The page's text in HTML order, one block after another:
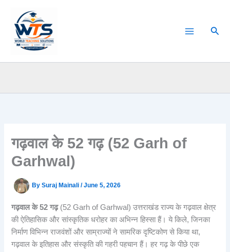
content
गढ़वाल के 52 गढ़ (52 Garh of
Garhwal)
BySuraj Mainali/June 5, 2026
गढ़वाल के 52 गढ़(52 Garh of Garhwal) उत्तराखंड राज्य के गढ़वाल क्षेत्र
की ऐतिहासिक और सांस्कृतिक धरोहर का अभिन्न हिस्सा हैं। ये किले, जिनका
निर्माण विभिन्न राजवंशों और साम्राज्यों ने सामरिक दृष्टिकोण से किया था,
गढ़वाल के इतिहास और संस्कृति की गहरी पहचान हैं। हर गढ़ के पीछे एक